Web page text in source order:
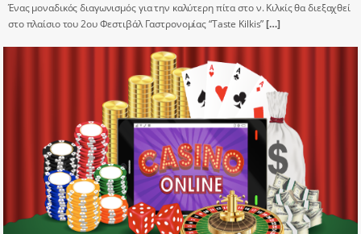
Ένας μοναδικός διαγωνισμός για την καλύτερη πίτα στο ν. Κιλκίς θα διεξαχθεί
στο πλαίσιο του 2ου Φεστιβάλ Γαστρονομίας “Taste Kilkis”[…]